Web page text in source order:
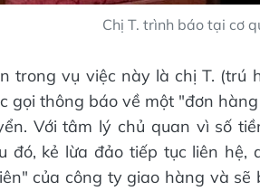
Chị T. trình báo tại cơ
trong vụ việc này là chị T. (trú
gọi thông báo về một "đơn
Với tâm lý chủ quan vì số
đó, kẻ lừa đảo tiếp tục liên
của công ty giao hàng và